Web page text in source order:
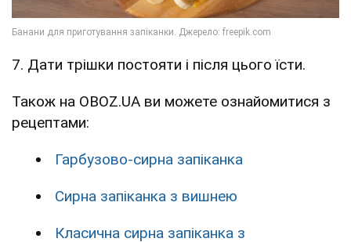
7. Дати трішки постояти і після цього їсти.
Також на OBOZ.UA ви можете ознайомитися з
рецептами:
Гарбузово-сирна запіканка
Сирна запіканка з вишнею
Класична сирна запіканка з